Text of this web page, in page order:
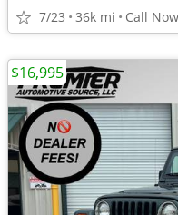
7/23 36k mi Call Now
$16,995